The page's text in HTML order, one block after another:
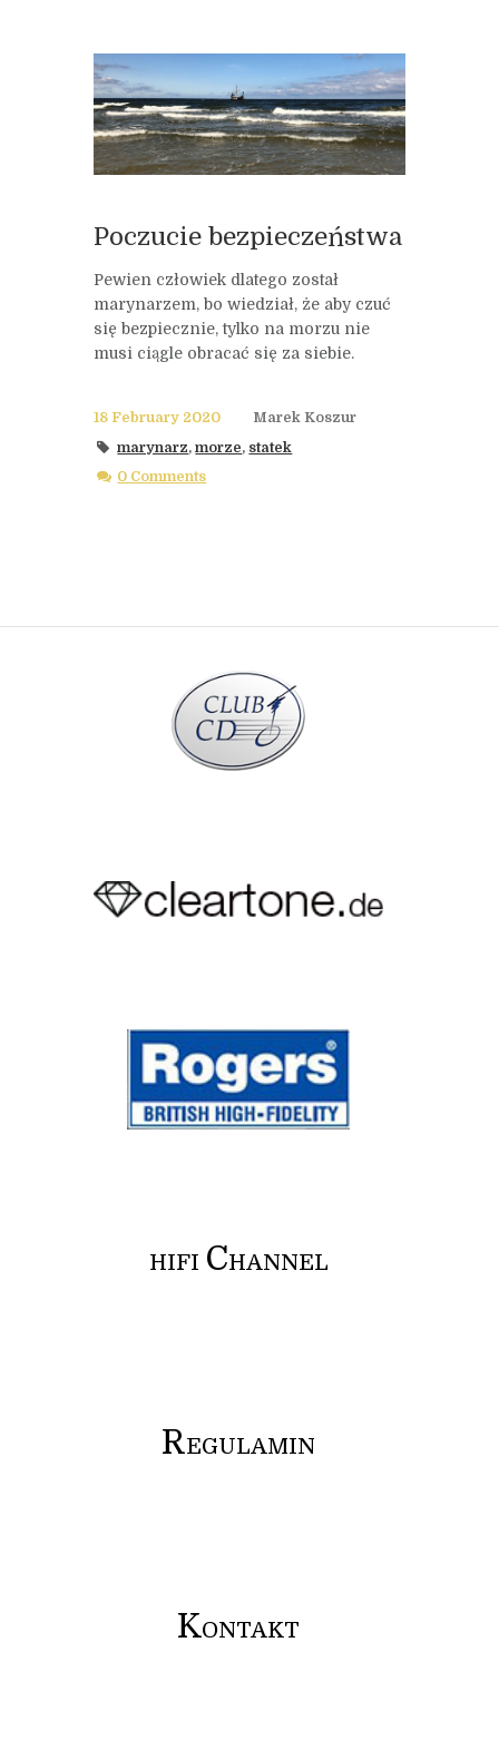
Poczucie bezpieczeństwa
Pewien człowiek dlatego został
marynarzem, bo wiedział, że aby czuć
się bezpiecznie, tylko na morzu nie
musi ciągle obracać się za siebie.
18 February 2020
Marek Koszur
marynarz,morze, statek
0 Comments
HIFI CHANNEL
REGULAMIN
KONTAKT